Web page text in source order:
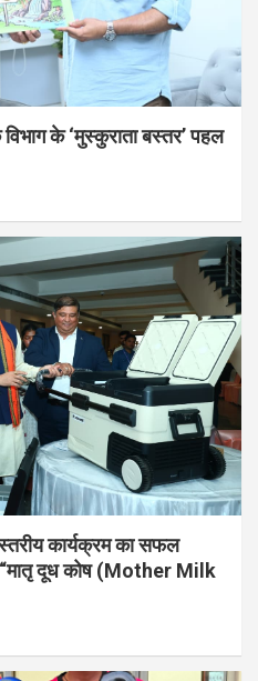
के ‘मुस्कुराता बस्तर’ पहल
कार्यक्रम का सफल
दूध कोष (Mother Milk